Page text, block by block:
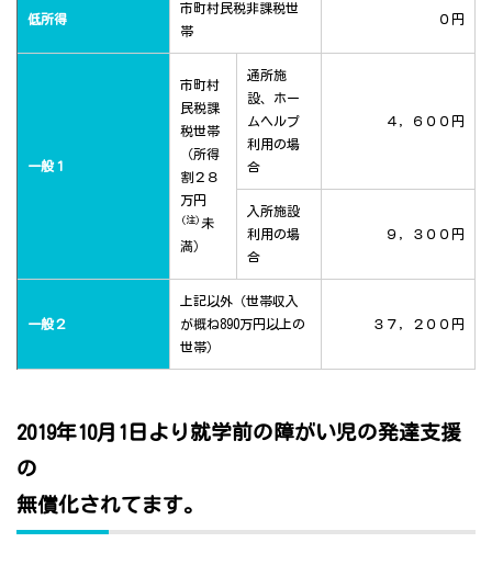
低所得
市町村民税非課税世
帯
０円
一般１
市町村
民税課
税世帯
（所得
割２８
万円
(注) 未
満）
通所施
設、ホー
ムヘルプ
利用の場
合
４，６００円
入所施設
利用の場
合
９，３００円
一般２
上記以外（世帯収入
が概ね890万円以上の
世帯）
３７，２００円
2019年10月1日より就学前の障がい児の発達支援
の
無償化されてます。